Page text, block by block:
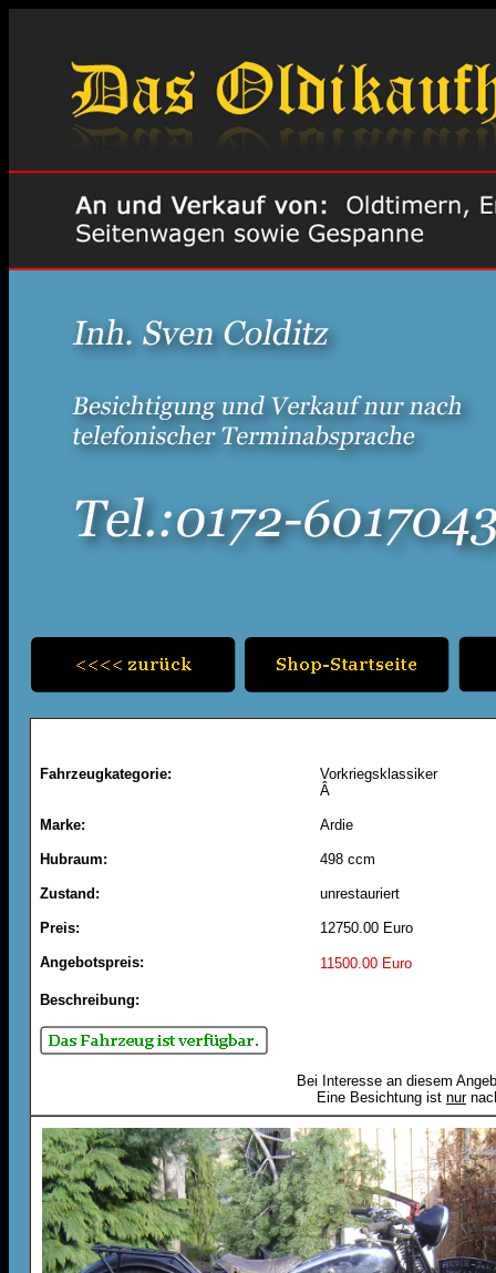
Fahrzeugkategorie:
Vorkriegsklassiker
Â
Marke: Ardie
Hubraum: 498 ccm
Zustand: unrestauriert
Preis: 12750.00 Euro
Angebotspreis: 11500.00 Euro
Beschreibung:
Bei Interesse an diesem
Eine Besichtung ist nur